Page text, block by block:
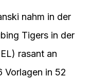
nahm in der
Tigers in der
rasant an
Vorlagen in 52